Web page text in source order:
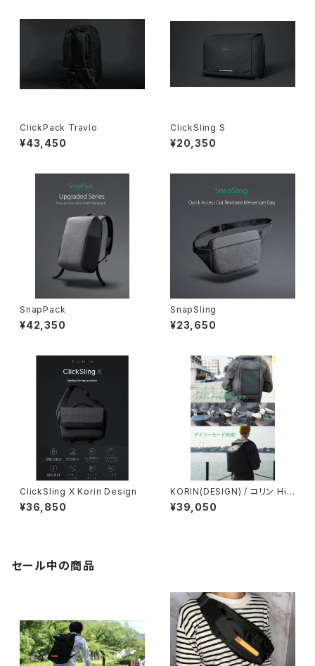
ClickPack Travlo
¥43,450
ClickSling S
¥20,350
SnapPack
¥42,350
SnapSling
¥23,650
ClickSling X Korin Design
¥36,850
KORIN(DESIGN) / コリン HiP
ack Solar (ソーラーパネル搭
載)
¥39,050
セール中の商品